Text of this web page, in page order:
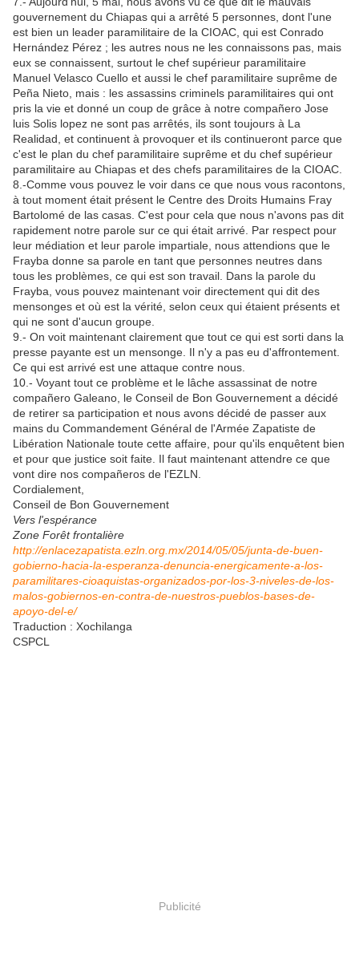
gouvernement du Chiapas qui a arrêté 5 personnes, dont l'une
est bien un leader paramilitaire de la CIOAC, qui est Conrado
Hernández Pérez ; les autres nous ne les connaissons pas, mais
eux se connaissent, surtout le chef supérieur paramilitaire
Manuel Velasco Cuello et aussi le chef paramilitaire suprême de
Peña Nieto, mais : les assassins criminels paramilitaires qui ont
pris la vie et donné un coup de grâce à notre compañero Jose
luis Solis lopez ne sont pas arrêtés, ils sont toujours à La
Realidad, et continuent à provoquer et ils continueront parce que
c'est le plan du chef paramilitaire suprême et du chef supérieur
paramilitaire au Chiapas et des chefs paramilitaires de la CIOAC.
8.-Comme vous pouvez le voir dans ce que nous vous racontons,
à tout moment était présent le Centre des Droits Humains Fray
Bartolomé de las casas. C'est pour cela que nous n'avons pas dit
rapidement notre parole sur ce qui était arrivé. Par respect pour
leur médiation et leur parole impartiale, nous attendions que le
Frayba donne sa parole en tant que personnes neutres dans
tous les problèmes, ce qui est son travail. Dans la parole du
Frayba, vous pouvez maintenant voir directement qui dit des
mensonges et où est la vérité, selon ceux qui étaient présents et
qui ne sont d'aucun groupe.
9.- On voit maintenant clairement que tout ce qui est sorti dans la
presse payante est un mensonge. Il n'y a pas eu d'affrontement.
Ce qui est arrivé est une attaque contre nous.
10.- Voyant tout ce problème et le lâche assassinat de notre
compañero Galeano, le Conseil de Bon Gouvernement a décidé
de retirer sa participation et nous avons décidé de passer aux
mains du Commandement Général de l'Armée Zapatiste de
Libération Nationale toute cette affaire, pour qu'ils enquêtent bien
et pour que justice soit faite. Il faut maintenant attendre ce que
vont dire nos compañeros de l'EZLN.
Cordialement,
Conseil de Bon Gouvernement
Vers l'espérance
Zone Forêt frontalière
http://enlacezapatista.ezln.org.mx/2014/05/05/junta-de-buen-
gobierno-hacia-la-esperanza-denuncia-energicamente-a-los-
paramilitares-cioaquistas-organizados-por-los-3-niveles-de-los-
malos-gobiernos-en-contra-de-nuestros-pueblos-bases-de-
apoyo-del-e/
Traduction : Xochilanga
CSPCL
Publicité